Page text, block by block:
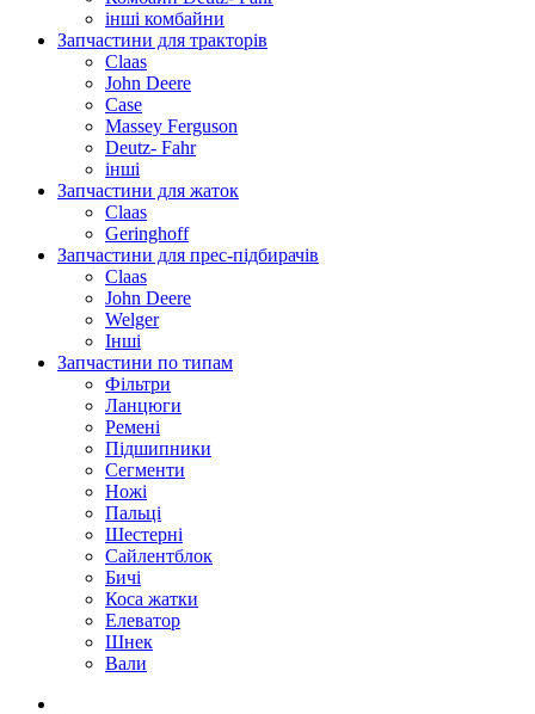
інші комбайни
Запчастини для тракторів
Claas
John Deere
Case
Massey Ferguson
Deutz- Fahr
інші
Запчастини для жаток
Claas
Geringhoff
Запчастини для прес-підбирачів
Claas
John Deere
Welger
Інші
Запчастини по типам
Фільтри
Ланцюги
Ремені
Підшипники
Сегменти
Ножі
Пальці
Шестерні
Сайлентблок
Бичі
Коса жатки
Елеватор
Шнек
Вали